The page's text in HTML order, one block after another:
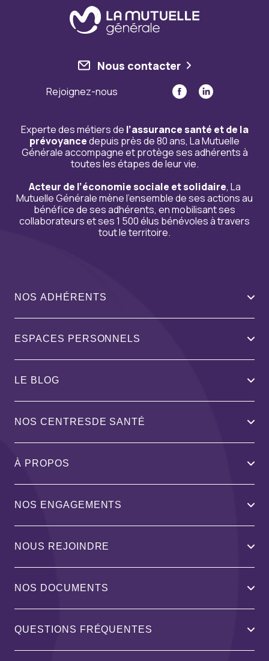
Nous contacter
Rejoignez-nous
Experte des métiers de l’assurance santé et de la
prévoyancedepuis près de 80 ans, La Mutuelle
Générale accompagne et protège ses adhérents à
toutes les étapes de leur vie.
Acteur de l’économie sociale et solidaire, La
Mutuelle Générale mène l’ensemble de ses actions au
bénéfice de ses adhérents, en mobilisant ses
collaborateurs et ses 1 500 élus bénévoles à travers
tout le territoire.
NOS ADHÉRENTS
ESPACES PERSONNELS
LE BLOG
NOS CENTRESDE SANTÉ
À PROPOS
NOS ENGAGEMENTS
NOUS REJOINDRE
NOS DOCUMENTS
QUESTIONS FRÉQUENTES